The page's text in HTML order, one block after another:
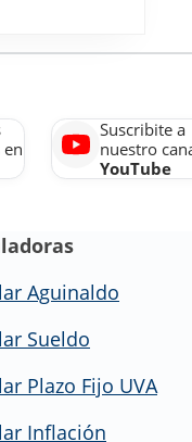
Massalin
agosto
2026
Suscribite a
nuestro
YouTube
Aguinaldo
Sueldo
Plazo Fijo UVA
Inflación